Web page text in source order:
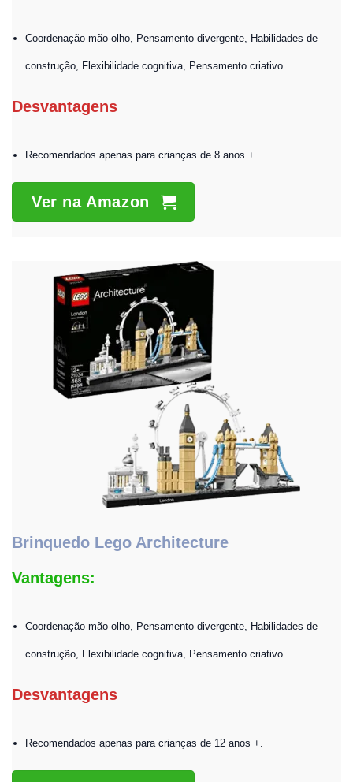
Coordenação mão-olho, Pensamento divergente, Habilidades de
construção, Flexibilidade cognitiva, Pensamento criativo
Desvantagens
Recomendados apenas para crianças de 8 anos +.
Ver na Amazon
Brinquedo Lego Architecture
Vantagens:
Coordenação mão-olho, Pensamento divergente, Habilidades de
construção, Flexibilidade cognitiva, Pensamento criativo
Desvantagens
Recomendados apenas para crianças de 12 anos +.